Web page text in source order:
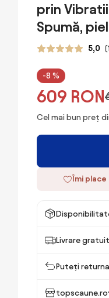
prin
Spumă,
5,0
-8 %
609 RON
Cel mai bun preț
Îmi place
Livrare
Puteți
topscaune.ro